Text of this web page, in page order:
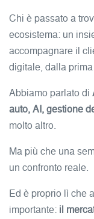
Chi è passato a
ecosistema: un
accompagnare il
digitale, dalla
Abbiamo parlato di
auto, AI, gestione
molto altro.
Ma più che una
un confronto reale.
Ed è proprio lì che
importante: il